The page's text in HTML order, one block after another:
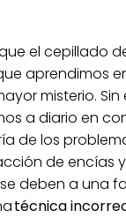
el cepillado
aprendimos
misterio. Sin
a diario en
de los
de encías
deben a una
técnica